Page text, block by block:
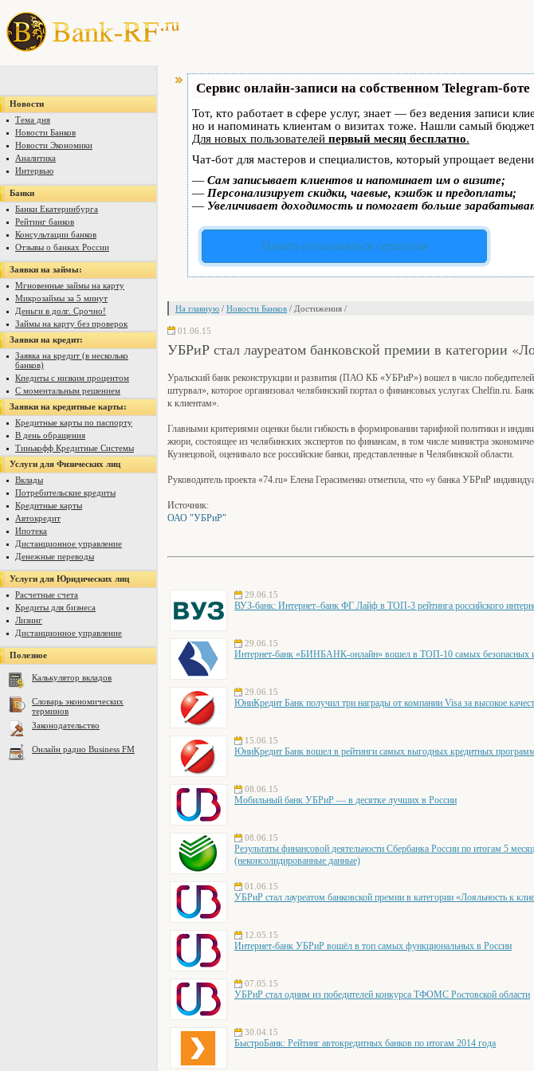
Новости
Тема дня
Новости Банков
Новости Экономики
Аналитика
Интервью
Банки
Банки Екатеринбурга
Рейтинг банков
Консультации банков
Отзывы о банках России
Заявки на займы:
Мгновенные займы на карту
Микрозаймы за 5 минут
Деньги в долг. Срочно!
Займы на карту без проверок
Заявки на кредит:
Заявка на кредит (в несколько
банков)
Кпедиты с низким процентом
С моментальным решением
Заявки на кредитные карты:
Кредитные карты по паспорту
В день обращения
Тинькофф Кредитные Системы
Услуги для Физических лиц
Вклады
Потребительские кредиты
Кредитные карты
Автокредит
Ипотека
Дистанционное управление
Денежные переводы
Услуги для Юридических лиц
Расчетные счета
Кредиты для бизнеса
Лизинг
Дистанционное управление
Полезное
Калькулятор вкладов
Словарь экономических
терминов
Законодательство
Онлайн радио Business FM
Сервис онлайн-записи на собственном Telegram-боте
Тот, кто работает в сфере услуг, знает — без ведения записи
но и напоминать клиентам о визитах тоже. Нашли самый
Для новых пользователей первый месяц бесплатно.
Чат-бот для мастеров и специалистов, который упрощает
— Сам записывает клиентов и напоминает им о визите;
— Персонализирует скидки, чаевые, кэшбэк и предоплаты;
— Увеличивает доходимость и помогает больше
Начать пользоваться сервисом
На главную / Новости Банков / Достижения /
01.06.15
УБРиР стал лауреатом банковской премии в категории
Уральский банк реконструкции и развития (ПАО КБ «УБРиР») вошел в число
штурвал», которое организовал челябинский портал о финансовых услугах Сhelfin.ru.
к клиентам».
Главными критериями оценки были гибкость в формировании тарифной политики и
жюри, состоящее из челябинских экспертов по финансам, в том числе министра
Кузнецовой, оценивало все российские банки, представленные в Челябинской области.
Руководитель проекта «74.ru» Елена Герасименко отметила, что «у банка УБРиР
Источник:
ОАО "УБРиР"
29.06.15
ВУЗ-банк: Интернет–банк ФГ Лайф в ТОП-3 рейтинга российского
29.06.15
Интернет-банк «БИНБАНК-онлайн» вошел в ТОП-10 самых безопасных и
29.06.15
ЮниКредит Банк получил три награды от компании Visa за высокое
15.06.15
ЮниКредит Банк вошел в рейтинги самых выгодных кредитных
08.06.15
Мобильный банк УБРиР — в десятке лучших в России
08.06.15
Результаты финансовой деятельности Сбербанка России по итогам 5
(неконсолидированные данные)
01.06.15
УБРиР стал лауреатом банковской премии в категории «Лояльность к
12.05.15
Интернет-банк УБРиР вошёл в топ самых функциональных в России
07.05.15
УБРиР стал одним из победителей конкурса ТФОМС Ростовской области
30.04.15
БыстроБанк: Рейтинг автокредитных банков по итогам 2014 года